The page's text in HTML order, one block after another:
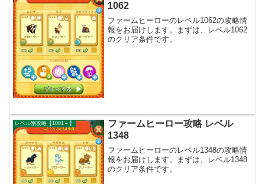
1062
ファームヒーローのレベル1062の攻略情
報をお届けします。まずは、レベル1062
のクリア条件です。
レベル別攻略【1001～】
ファームヒーロー攻略 レベル
1348
ファームヒーローのレベル1348の攻略情
報をお届けします。まずは、レベル1348
のクリア条件です。